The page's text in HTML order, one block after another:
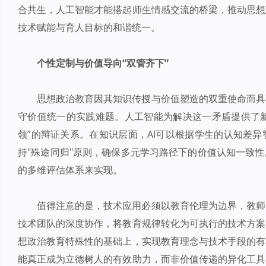
合共生，人工智能才能搭起师生情感交流的桥梁，推动思
技术赋能与育人目标的和谐统一。
个性定制与价值导向“双管齐下”
思想政治教育因其知识传授与价值塑造的双重使命而
守价值统一的实践难题。人工智能为解决这一矛盾提供了
领”的辩证关系。在知识层面，AI可以根据学生的认知差
持"殊途同归"原则，确保多元学习路径下的价值认知一致
的多维评估体系来实现。
值得注意的是，技术应用必须以教育伦理为边界，教
技术团队的深度协作，将教育规律转化为可执行的技术方
想政治教育特殊性的基础上，实现教育理念与技术手段的
能真正成为立德树人的有效助力，而非价值传递的异化工